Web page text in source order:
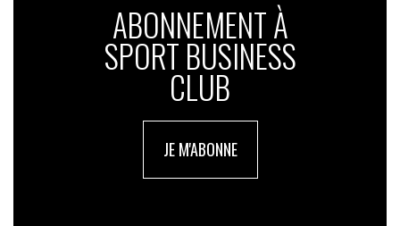
ABONNEMENT À
SPORT BUSINESS
CLUB
JE M'ABONNE